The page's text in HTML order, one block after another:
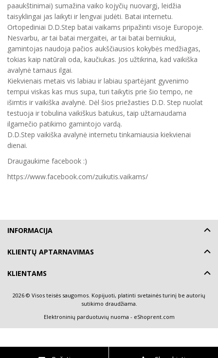
paaukštinimai) sumažina vaiko kojyčių nuovargį, leidžia
taisyklingai jas laikyti ir lengvai judėti. Batai internetu.
Ortopediniai D.D.Step batai vaikams pripažinti visoje Europoje.
Nesvarbu, ar tai batai mergaitei, ar tai batai berniukui,
gamintojas naudoja pačios aukščiausios kokybės medžiagas,
tokias kaip natūrali oda, kaučiukas. Jos užtikrina, kad vaikiška
avalynė tarnaus ilgai.
Kiekvienais metais vis labiau ir labiau spartėjant gyvenimo
tempui viskas kas mus supa, turi taikytis prie šio tempo, ne
išimtis ir vaikiška avalynė. Dėl šios priežasties D.D. Step nuolat
testuoja ir tobulina vaikiškus batukus, taip užtarnaudama
ilgamečio patikimo gamintojo vardą.
D.D.Step vaikiška avalynė internetu tinkamiausia kiekvienai
dienai.
Draugaukime facebook :)
https://www.facebook.com/zuikutis.vaikams/
INFORMACIJA
KLIENTŲ APTARNAVIMAS
KLIENTAMS
2026 © Visos teisės saugomos. Kopijuoti, platinti svetainės turinį be autorių
sutikimo draudžiama.
Elektroninių parduotuvių nuoma - eShoprent.com